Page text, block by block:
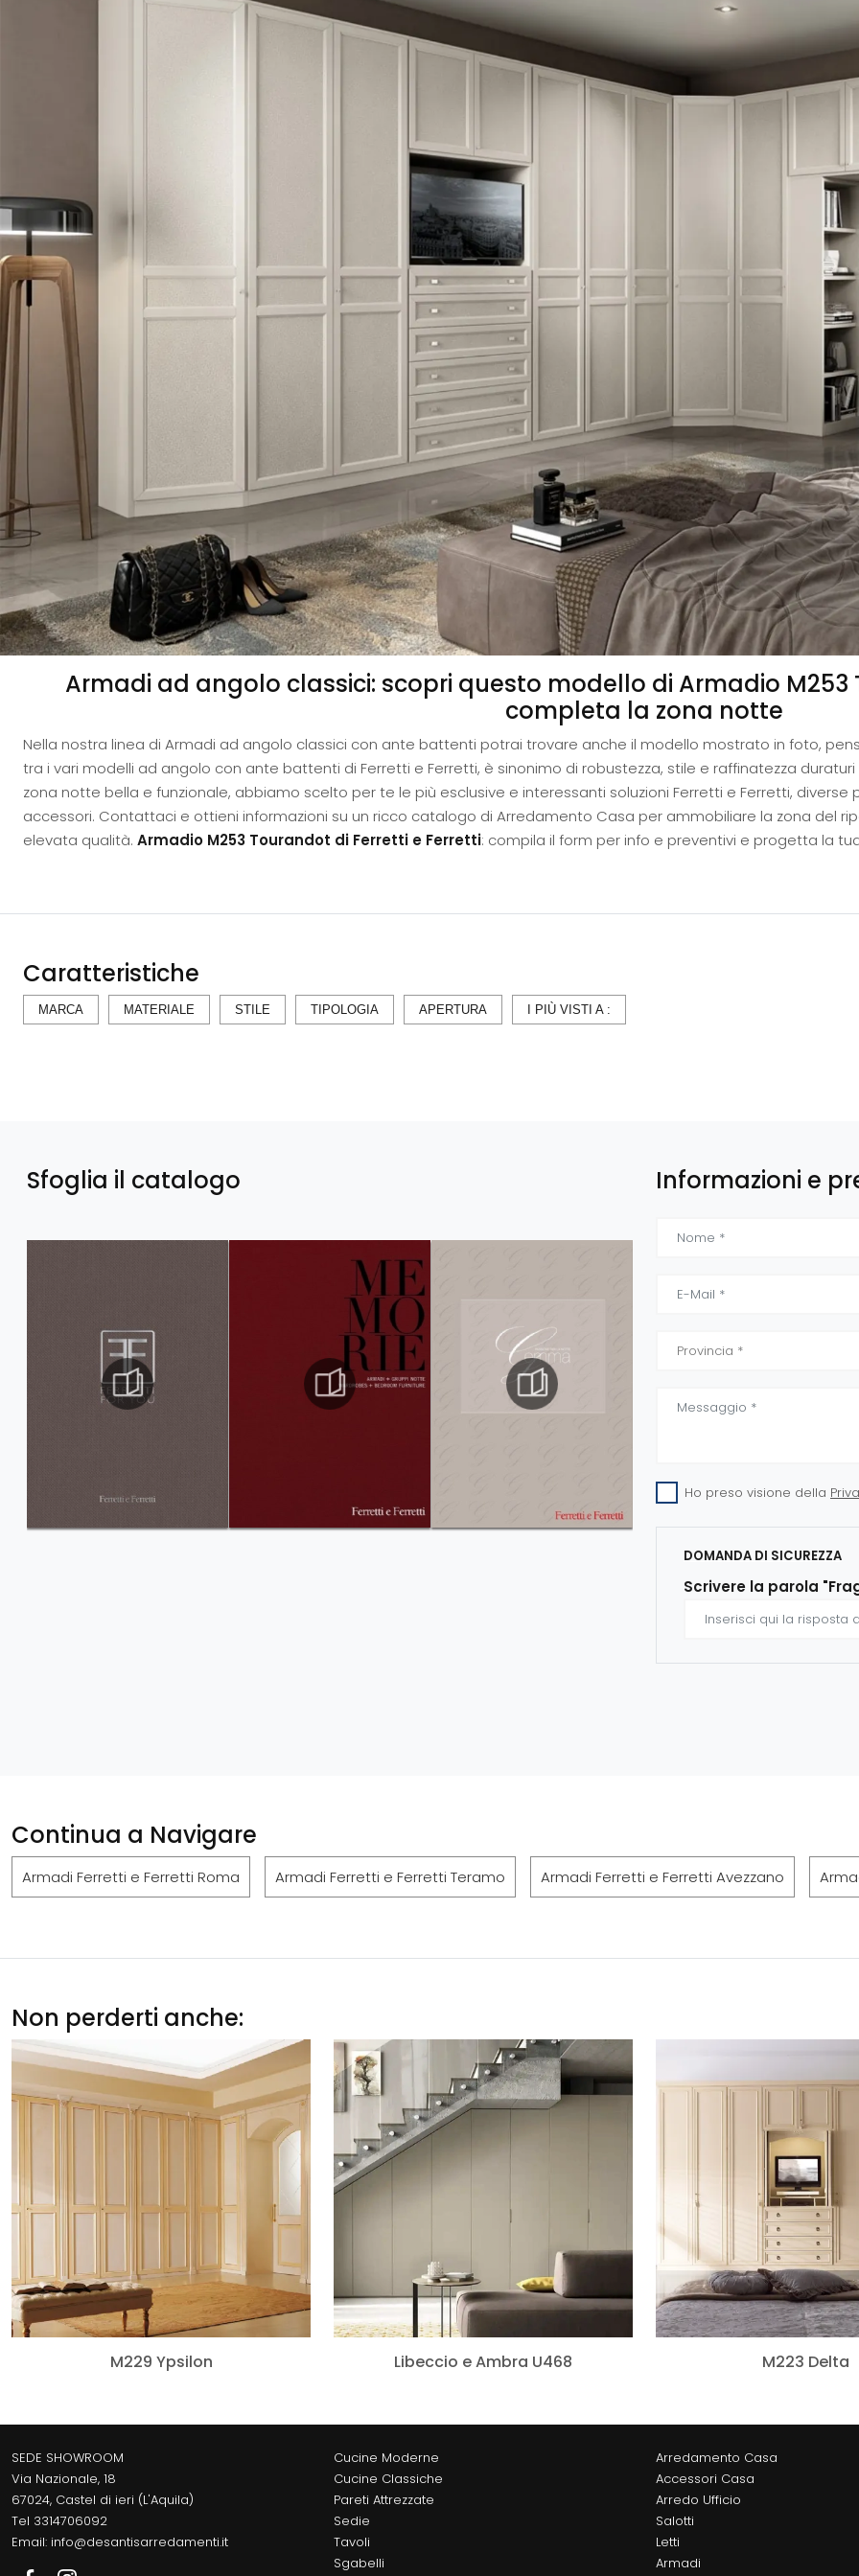
Armadi ad angolo classici: scopri questo modello di Armadio M253
completa la zona notte
Nella nostra linea di Armadi ad angolo classici con ante battenti potrai trovare anche il modello mostrato in foto,
tra i vari modelli ad angolo con ante battenti di Ferretti e Ferretti, è sinonimo di robustezza, stile e raffinatezza
zona notte bella e funzionale, abbiamo scelto per te le più esclusive e interessanti soluzioni Ferretti e Ferretti,
accessori. Contattaci e ottieni informazioni su un ricco catalogo di Arredamento Casa per ammobiliare la zona del
elevata qualità. Armadio M253 Tourandot di Ferretti e Ferretti: compila il form per info e preventivi e progetta la
Caratteristiche
MARCA MATERIALE STILE TIPOLOGIA APERTURA I PIÙ VISTI A :
Sfoglia il catalogo Informazioni e
Ho preso visione della
DOMANDA DI SICUREZZA
Scrivere la parola
Continua a Navigare
Armadi Ferretti e Ferretti Roma Armadi Ferretti e Ferretti Teramo Armadi Ferretti e Ferretti Avezzano
Non perderti anche:
M229 Ypsilon Libeccio e Ambra U468 M223 Delta
SEDE SHOWROOM
Via Nazionale, 18
67024, Castel di ieri (L'Aquila)
Tel 3314706092
Email: info@desantisarredamenti.it
Cucine Moderne
Cucine Classiche
Pareti Attrezzate
Sedie
Tavoli
Sgabelli
Arredamento Casa
Accessori Casa
Arredo Ufficio
Salotti
Letti
Armadi